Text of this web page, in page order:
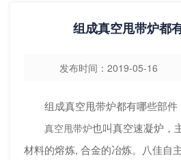
组成真空甩带炉都
发布时间：2019-05-16
组成真空甩带炉都有哪些部件
真空甩带炉也叫真空速凝炉，
材料的熔炼, 合金的冶炼。八佳自